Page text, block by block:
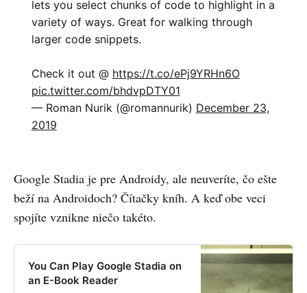
lets you select chunks of code to highlight in a
variety of ways. Great for walking through
larger code snippets.
Check it out @ https://t.co/ePj9YRHn6O
pic.twitter.com/bhdvpDTY01
— Roman Nurik (@romannurik) December 23,
2019
Google Stadia je pre Androidy, ale neuveríte, čo ešte
beží na Androidoch? Čítačky kníh. A keď obe veci
spojíte vznikne niečo takéto.
You Can Play Google Stadia on
an E-Book Reader